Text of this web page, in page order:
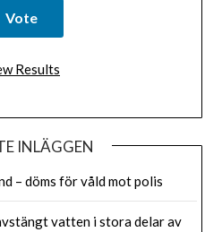
Results
INLÄGGEN
– döms för våld mot polis
vatten i stora delar av